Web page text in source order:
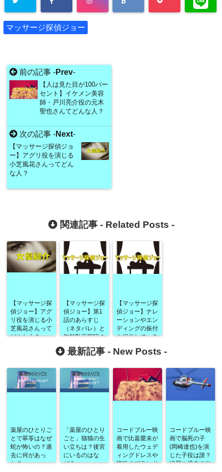
マッサージ探偵ジョー
前の記事 -Prev-
【人は見た目が100パー
セント】イケメン美容
師・戸川亮介役の元木
聖也さんてどんな人？
次の記事 -Next-
【マッサージ探偵ジョ
ー】アグリ役を演じる
小芝風花さんってどん
な人？
関連記事 - Related Posts -
【マッサージ探
偵ジョー】アグ
リ役を演じる小
芝風花さんって
どんな人？
【マッサージ探
偵ジョー】第1
話のあらすじ
（ネタバレ）と
無料動画視聴の
方法は？
【マッサージ探
偵ジョー】ナレ
ーションやエン
ディングの振付
を担当している
最新記事 - New Posts -
薬屋のひとりご
とで翠苓はなぜ
蛇が怖いの？過
去に何があっ
た？
「薬屋のひとり
ごと」猫猫の生
い立ちは？後宮
にいるのはな
ぜ？
コードブルー映
画で比嘉愛未が
着用したウェデ
ィングドレスや
指輪のブランド
コードブルー映
画で脳死の子
(岡崎達也)を演
じた子役は誰？
経歴や過去の出